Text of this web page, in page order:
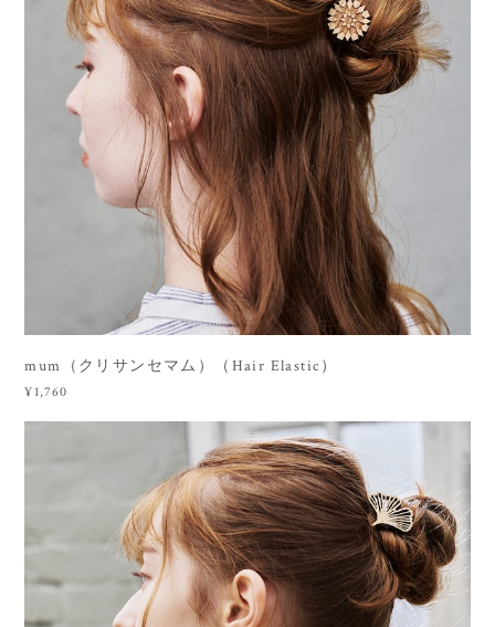
mum（クリサンセマム）（Hair Elastic）
¥1,760